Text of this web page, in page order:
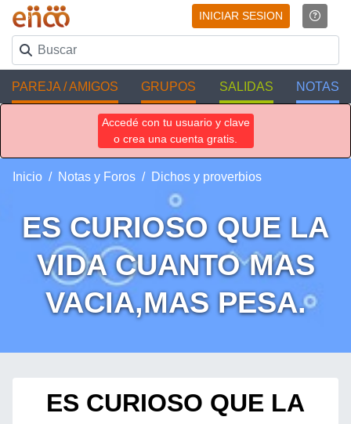
INICIAR SESION
PAREJA / AMIGOS GRUPOS SALIDAS NOTAS
Accedé con tu usuario y clave
o crea una cuenta gratis.
Inicio Notas y Foros Dichos y proverbios
ES CURIOSO QUE LA
VIDA CUANTO MAS
VACIA,MAS PESA.
ES CURIOSO QUE LA